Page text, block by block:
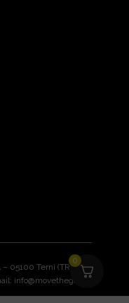
05100 Terni (TR) | P.IVA:
info@movethegame.it
0